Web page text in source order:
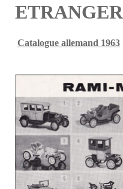
Catalogue allemand 1963